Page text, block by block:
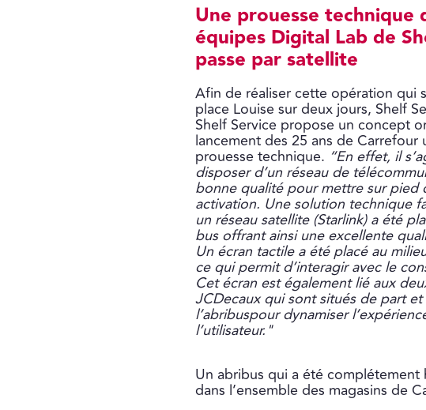
Une prouesse technique
équipes Digital Lab de
passe par satellite
Afin de réaliser cette opération qui
place Louise sur deux jours, Shelf
Shelf Service propose un concept
lancement des 25 ans de Carrefour
prouesse technique. “En effet, il
disposer d’un réseau de
bonne qualité pour mettre sur pied
activation. Une solution technique
un réseau satellite (Starlink) a été
bus offrant ainsi une excellente
Un écran tactile a été placé au
ce qui permit d’interagir avec le
Cet écran est également lié aux
JCDecaux qui sont situés de part et
l’abribuspour dynamiser
l’utilisateur."
Un abribus qui a été complétement
dans l’ensemble des magasins de